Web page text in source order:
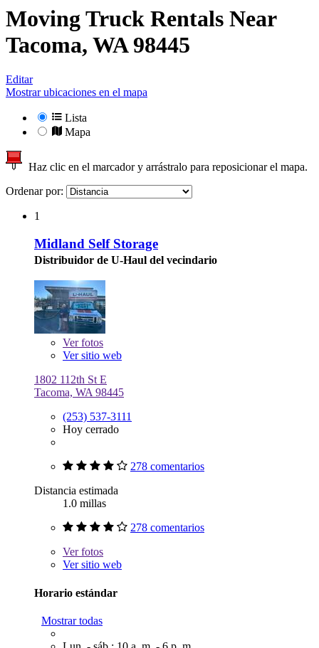
Moving Truck Rentals Near
Tacoma, WA 98445
Editar
Mostrar ubicaciones en el mapa
Lista
Mapa
Haz clic en el marcador y arrástralo para reposicionar el mapa.
Ordenar por:
1
Midland Self Storage
Distribuidor de U-Haul del vecindario
Verfotos
Ver sitio web
1802 112th St E
Tacoma, WA 98445
(253) 537-3111
Hoy cerrado
278 comentarios
Distancia estimada
1.0 millas
278 comentarios
Verfotos
Ver sitio web
Horario estándar
Mostrar todas